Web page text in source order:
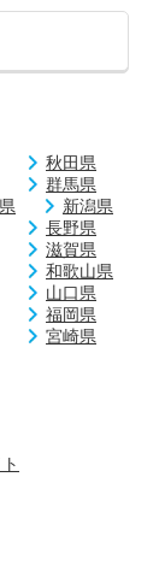
秋田県
群馬県
新潟県
長野県
滋賀県
和歌山県
山口県
福岡県
宮崎県